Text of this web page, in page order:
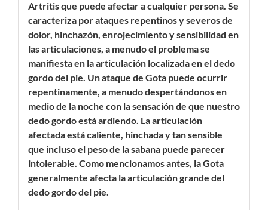
Artritis que puede afectar a cualquier persona. Se
caracteriza por ataques repentinos y severos de
dolor, hinchazón, enrojecimiento y sensibilidad en
las articulaciones, a menudo el problema se
manifiesta en la articulación localizada en el dedo
gordo del pie. Un ataque de Gota puede ocurrir
repentinamente, a menudo despertándonos en
medio de la noche con la sensación de que nuestro
dedo gordo está ardiendo. La articulación
afectada está caliente, hinchada y tan sensible
que incluso el peso de la sabana puede parecer
intolerable. Como mencionamos antes, la Gota
generalmente afecta la articulación grande del
dedo gordo del pie.